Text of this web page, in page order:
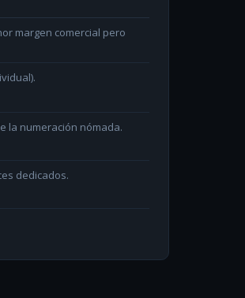
margen comercial pero
la numeración nómada.
dedicados.